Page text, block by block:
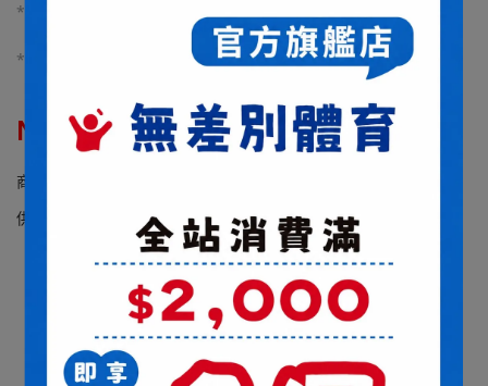
*球拍長度較長僅能接受貨運宅配(貨運六日無提供送貨服務)
*球拍為客製化商品，若無瑕疵恕不接受退換貨
NT$3,600 NT$7,200
商品編號:
供貨狀況: